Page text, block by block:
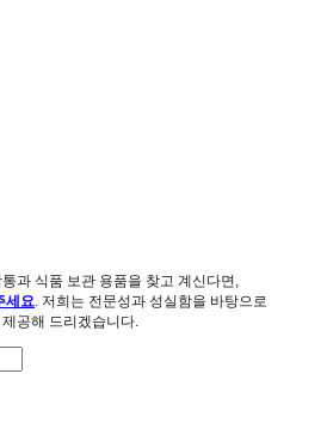
과 식품 보관 용품을 찾고 계신다면,
세요 . 저희는 전문성과 성실함을 바탕으로
공해 드리겠습니다.